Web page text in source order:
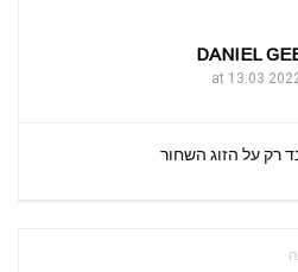
DANIEL
רק על הזוג השחור